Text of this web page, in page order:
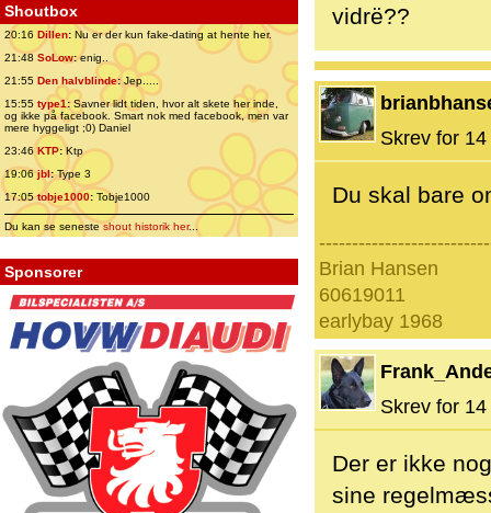
Shoutbox
20:16 Dillen: Nu er der kun fake-dating at hente her.
21:48 SoLow:enig..
21:55 Den halvblinde:Jep.....
15:55 type1:Savner lidt tiden, hvor alt skete her inde,
og ikke på facebook. Smart nok med facebook, men var
mere hyggeligt ;0) Daniel
23:46 KTP:Ktp
19:06jbl:Type 3
17:05tobje1000: Tobje1000
Du kan se senesteshout historik her...
Sponsorer
vidrë??
Skrev for
Du skal bare
Brian Hansen
60619011
earlybay 1968
Skrev for
Der er ikke
sine